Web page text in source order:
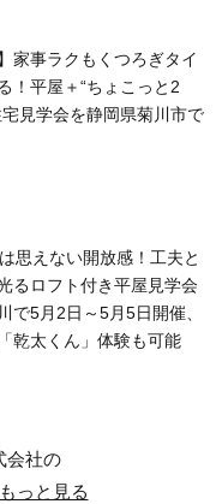
家事ラクもくつろぎタイ
！平屋＋“ちょこっと2
宅見学会を静岡県菊川市で
思えない開放感！工夫と
るロフト付き平屋見学会
で5月2日～5月5日開催、
乾太くん」体験も可能
会社の
もっと見る